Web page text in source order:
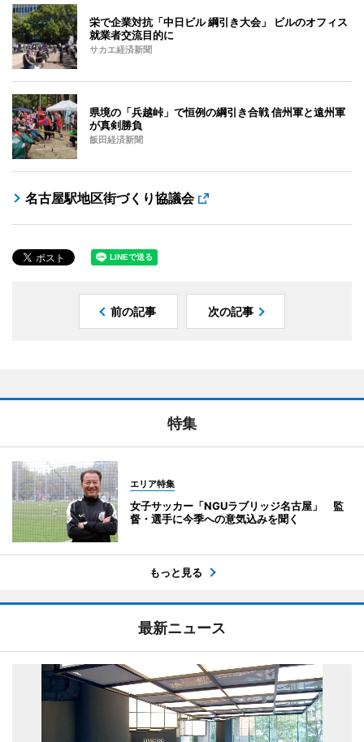
栄で企業対抗「中日ビル 綱引き大会」 ビルのオフィス
就業者交流目的に
サカエ経済新聞
県境の「兵越峠」で恒例の綱引き合戦 信州軍と遠州軍
が真剣勝負
飯田経済新聞
名古屋駅地区街づくり協議会
前の記事 次の記事
特集
エリア特集
女子サッカー「NGUラブリッジ名古屋」 監
督・選手に今季への意気込みを聞く
もっと見る
最新ニュース